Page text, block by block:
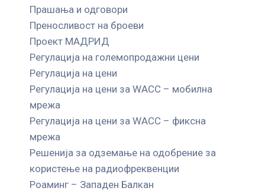
Прашања и одговори
Преносливост на броеви
Проект МАДРИД
Регулација на големопродажни цени
Регулација на цени
Регулација на цени за WACC – мобилна
мрежа
Регулација на цени за WACC – фиксна
мрежа
Решенија за одземање на одобрение за
користење на радиофреквенции
Роаминг – Западен Балкан